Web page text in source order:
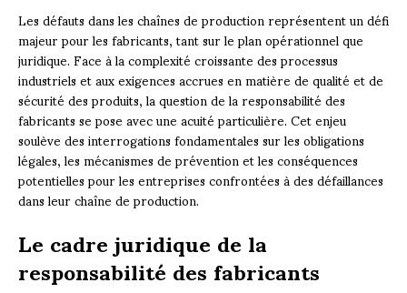
Les défauts dans les chaînes de production représentent un défi
majeur pour les fabricants, tant sur le plan opérationnel que
juridique. Face à la complexité croissante des processus
industriels et aux exigences accrues en matière de qualité et de
sécurité des produits, la question de la responsabilité des
fabricants se pose avec une acuité particulière. Cet enjeu
soulève des interrogations fondamentales sur les obligations
légales, les mécanismes de prévention et les conséquences
potentielles pour les entreprises confrontées à des défaillances
dans leur chaîne de production.
Le cadre juridique de la
responsabilité des fabricants